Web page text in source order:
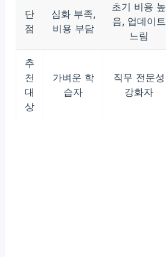
단
점
심화 부족,
비용 부담
초기 비용 높
음, 업데이트
느림
추
천
대
상
가벼운 학
습자
직무 전문성
강화자